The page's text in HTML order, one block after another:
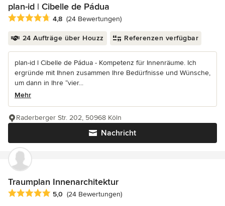
plan-id | Cibelle de Pádua
Durchschnittliche Bewertung: 4.8 von 5 Sternen
4,8 (24 Bewertungen)
24 Aufträge über Houzz Referenzen verfügbar
plan-id l Cibelle de Pádua - Kompetenz für Innenräume. Ich
ergründe mit Ihnen zusammen Ihre Bedürfnisse und Wünsche,
um dann in Ihre “vier...
Mehr
Nachricht
Raderberger Str. 202, 50968 Köln
Traumplan Innenarchitektur
Durchschnittliche Bewertung: 5 von 5 Sternen
5,0 (24 Bewertungen)